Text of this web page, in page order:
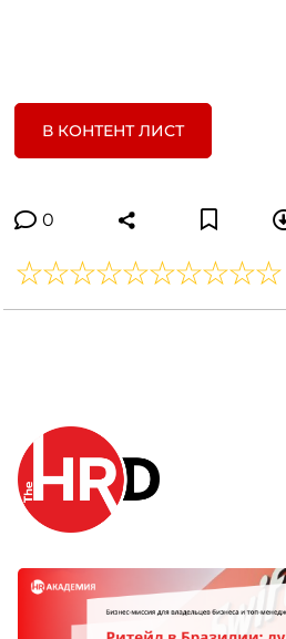
В КОНТЕНТ ЛИСТ
0